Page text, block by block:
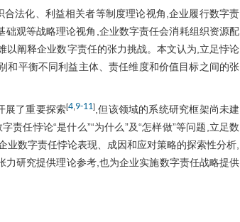
法化、利益相关者等制度理论视角,企业履行数字责
础观等战略理论视角,企业数字责任会消耗组织资源配
以阐释企业数字责任的张力挑战。本文认为,立足悖论
和平衡不同利益主体、责任维度和价值目标之间的张
展了重要探索[4 9-11] ,但该领域的系统研究框架尚未建
责任悖论“是什么”“为什么”及“怎样做”等问题,立足数
数字责任悖论表现、成因和应对策略的探索性分析,
研究提供理论参考,也为企业实施数字责任战略提供